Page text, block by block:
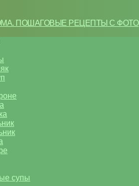
ПОШАГОВЫЕ РЕЦЕПТЫ С ФОТО
супы